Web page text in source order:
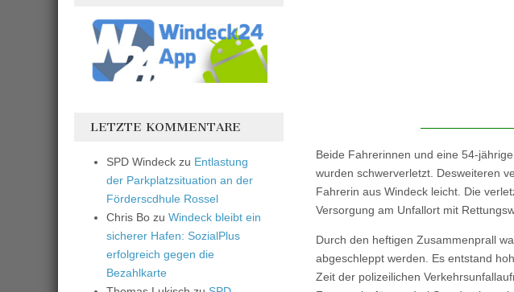
Beide Fahrerinnen und eine 54-
wurden schwerverletzt. Desweiteren
Fahrerin aus Windeck leicht. Die
Versorgung am Unfallort mit
Durch den heftigen Zusammenprall
abgeschleppt werden. Es entstand
Zeit der polizeilichen
LETZTE KOMMENTARE
SPD Windeck zu Entlastung
der Parkplatzsituation an der
Förderscdhule Rossel
Chris Bo zu Windeck bleibt ein
sicherer Hafen: SozialPlus
erfolgreich gegen die
Bezahlkarte